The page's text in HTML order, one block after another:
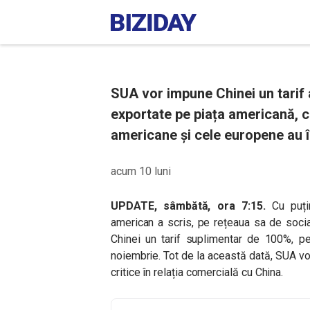
SUA vor impune Chinei un
exportate pe piața americană,
americane și cele europene
acum 10 luni
UPDATE, sâmbătă, ora 7:15.Cu
american a scris, pe rețeaua sa de
Chinei un tarif suplimentar de 100%,
noiembrie. Tot de la această dată, SUA
critice în relația comercială cu China.